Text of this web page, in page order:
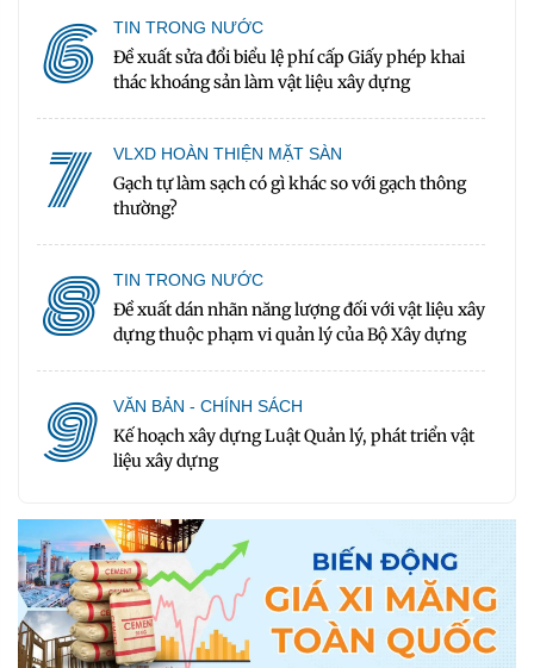
6 TIN TRONG NƯỚC
Đề xuất sửa đổi biểu lệ phí cấp Giấy phép khai
thác khoáng sản làm vật liệu xây dựng
7 VLXD HOÀN THIỆN MẶT SÀN
Gạch tự làm sạch có gì khác so với gạch thông
thường?
8 TIN TRONG NƯỚC
Đề xuất dán nhãn năng lượng đối với vật liệu xây
dựng thuộc phạm vi quản lý của Bộ Xây dựng
9 VĂN BẢN - CHÍNH SÁCH
Kế hoạch xây dựng Luật Quản lý, phát triển vật
liệu xây dựng